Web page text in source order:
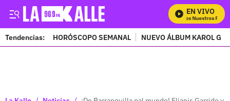
EN VIVO
Mira Todos Nuestros
Tendencias: HORÓSCOPO SEMANAL NUEVO ÁLBUM KAROL G